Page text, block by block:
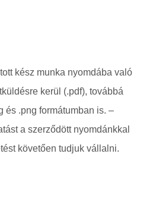
kész munka nyomdába való
kerül (.pdf), továbbá
és .png formátumban is. –
a szerződött nyomdánkkal
követően tudjuk vállalni.